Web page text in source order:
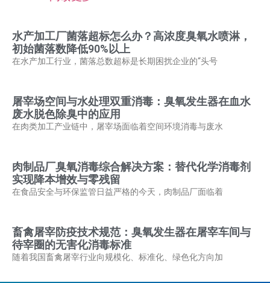
水产加工厂菌落超标怎么办？高浓度臭氧水喷淋，
初始菌落数降低90%以上
在水产加工行业，菌落总数超标是长期困扰企业的“头号
屠宰场空间与水处理双重消毒：臭氧发生器在血水
废水脱色除臭中的应用
在肉类加工产业链中，屠宰场面临着空间环境消毒与废水
肉制品厂臭氧消毒综合解决方案：替代化学消毒剂
实现降本增效与零残留
在食品安全与环保监管日益严格的今天，肉制品厂面临着
畜禽屠宰防疫技术规范：臭氧发生器在屠宰车间与
待宰圈的无害化消毒标准
随着我国畜禽屠宰行业向规模化、标准化、绿色化方向加